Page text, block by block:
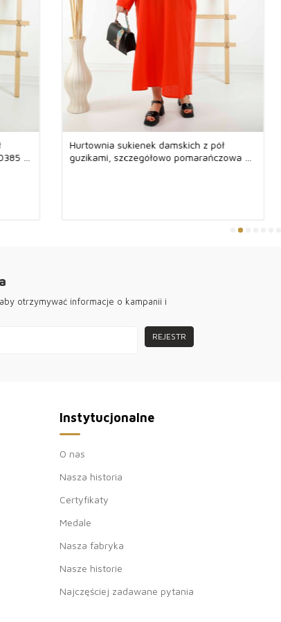
|
Hurtownia sukienek damskich z pół
guzikami, szczegółowo pomarańczowa -
otrzymywać informacje o kampanii i
REJESTR
Instytucjonalne
O nas
Nasza historia
Certyfikaty
Medale
Nasza fabryka
Nasze historie
Najczęściej zadawane pytania